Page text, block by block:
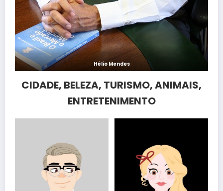
Hélio Mendes
CIDADE, BELEZA, TURISMO, ANIMAIS,
ENTRETENIMENTO